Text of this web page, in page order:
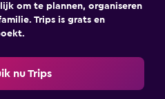
om te plannen, organiseren
Trips is grats en
nu Trips